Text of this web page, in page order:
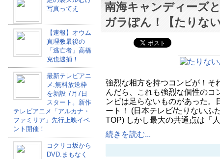
写真ってえ
【速報】オウム
真理教最後の
「逃亡者」高橋
克也逮捕！
最新テレビアニ
メ.無料放送枠
を新設 7月7日
スタート。新作
テレビアニメ「アルカナ・
ファミリア」先行上映イベ
ント開催！
コクリコ坂から
DVD.まもなく
南海キャンディーズ
ガラぽん！【たりな
強烈な相方を持つコンビが！そ
んだら、これも強烈な個性のコ
ンビは足らないものがあった。
ート！ (日本テレビ/たりないふ
TOP) しかし最大の共通点は「
続きを読む...